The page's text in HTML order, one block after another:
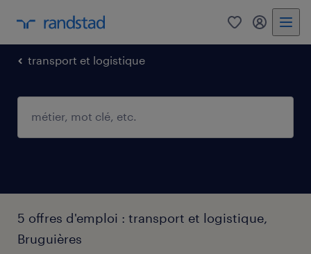
0 mon
transport et logistique
5 offres d'emploi : transport et logistique,
Bruguières